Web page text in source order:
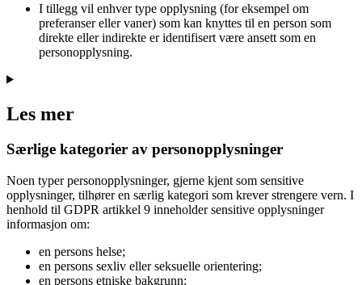
I tillegg vil enhver type opplysning (for eksempel om
preferanser eller vaner) som kan knyttes til en person som
direkte eller indirekte er identifisert være ansett som en
personopplysning.
Les mer
Særlige kategorier av personopplysninger
Noen typer personopplysninger, gjerne kjent som sensitive
opplysninger, tilhører en særlig kategori som krever strengere vern. I
henhold til GDPR artikkel 9 inneholder sensitive opplysninger
informasjon om:
en persons helse;
en persons sexliv eller seksuelle orientering;
en persons etniske bakgrunn;